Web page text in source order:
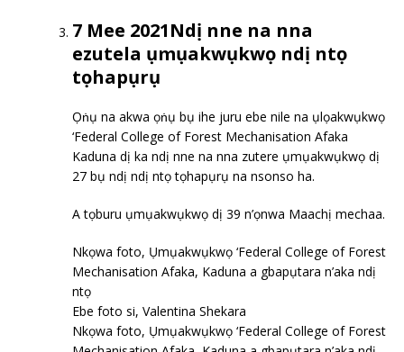
7 Mee 2021Ndị nne na nna
ezutela ụmụakwụkwọ ndị ntọ
tọhapụrụ
Ọṅụ na akwa ọṅụ bụ ihe juru ebe nile na ụlọakwụkwọ
‘Federal College of Forest Mechanisation Afaka
Kaduna dị ka ndị nne na nna zutere ụmụakwụkwọ dị
27 bụ ndị ndị ntọ tọhapụrụ na nsonso ha.
A tọburu ụmụakwụkwọ dị 39 n’ọnwa Maachị mechaa.
Nkọwa foto, Ụmụakwụkwọ ‘Federal College of Forest
Mechanisation Afaka, Kaduna a gbapụtara n’aka ndị
ntọ
Ebe foto si, Valentina Shekara
Nkọwa foto, Ụmụakwụkwọ ‘Federal College of Forest